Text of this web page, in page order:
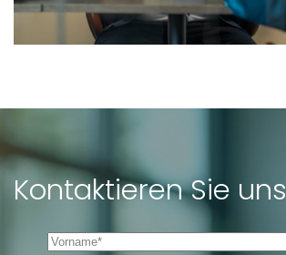
Kontaktieren Sie uns
Vorname *